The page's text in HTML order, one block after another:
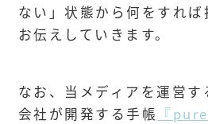
ない」状態から何をすれ
お伝えしていきます。
なお、当メディアを運営
会社が開発する手帳 『